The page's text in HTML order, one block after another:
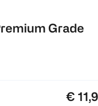
Grade
Preis:
€